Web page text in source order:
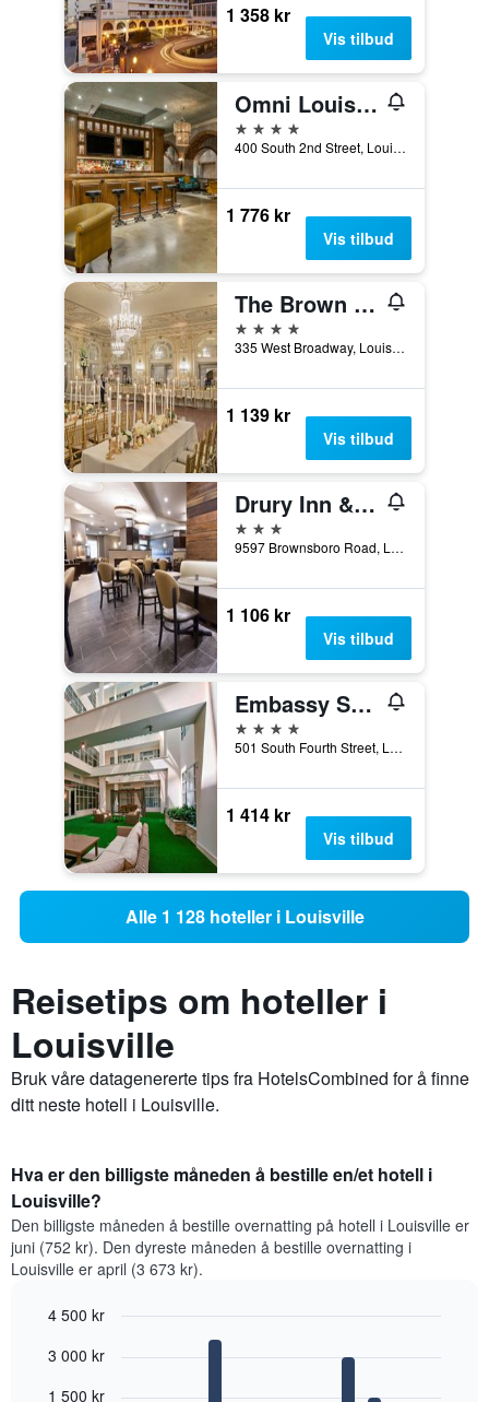
1 358 kr
Vis tilbud
Omni Louisville Hotel
4 stjerner
400 South 2nd Street, Louisville, KY, USA
1 776 kr
Vis tilbud
The Brown Hotel
4 stjerner
335 West Broadway, Louisville, KY, USA
1 139 kr
Vis tilbud
Drury Inn & Suites Louisville North
3 stjerner
9597 Brownsboro Road, Louisville, KY, USA
1 106 kr
Vis tilbud
Embassy Suites by Hilton Louisville Downtown
4 stjerner
501 South Fourth Street, Louisville, KY, USA
1 414 kr
Vis tilbud
Alle 1 128 hoteller i Louisville
Reisetips om hoteller i
Louisville
Bruk våre datagenererte tips fra HotelsCombined for å finne
ditt neste hotell i Louisville.
Hva er den billigste måneden å bestille en/et hotell i
Louisville?
Den billigste måneden å bestille overnatting på hotell i Louisville er
juni (752 kr). Den dyreste måneden å bestille overnatting i
Louisville er april (3 673 kr).
chart
12
graphic.
1 500 kr
3 000 kr
4 500 kr